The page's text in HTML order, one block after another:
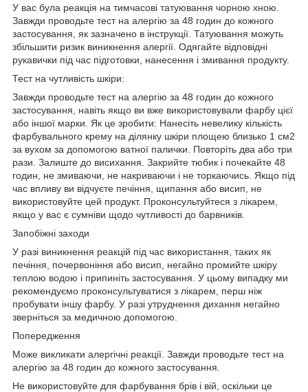
У вас була реакція на тимчасові татуювання чорною хною.
Завжди проводьте тест на алергію за 48 годин до кожного
застосування, як зазначено в інструкції. Татуювання можуть
збільшити ризик виникнення алергії. Одягайте відповідні
рукавички під час підготовки, нанесення і змивання продукту.
Тест на чутливість шкіри:
Завжди проводьте тест на алергію за 48 годин до кожного
застосування, навіть якщо ви вже використовували фарбу цієї
або іншої марки. Як це зробити: Нанесіть невелику кількість
фарбувального крему на ділянку шкіри площею близько 1 см2
за вухом за допомогою ватної палички. Повторіть два або три
рази. Залиште до висихання. Закрийте тюбик і почекайте 48
годин, не змиваючи, не накриваючи і не торкаючись. Якщо під
час впливу ви відчуєте печіння, щипання або висип, не
використовуйте цей продукт. Проконсультуйтеся з лікарем,
якщо у вас є сумніви щодо чутливості до барвників.
Запобіжні заходи
У разі виникнення реакцій під час використання, таких як
печіння, почервоніння або висип, негайно промийте шкіру
теплою водою і припиніть застосування. У цьому випадку ми
рекомендуємо проконсультуватися з лікарем, перш ніж
пробувати іншу фарбу. У разі утруднення дихання негайно
зверніться за медичною допомогою.
Попередження
Може викликати алергічні реакції. Завжди проводьте тест на
алергію за 48 годин до кожного застосування.
Не використовуйте для фарбування брів і вій, оскільки це